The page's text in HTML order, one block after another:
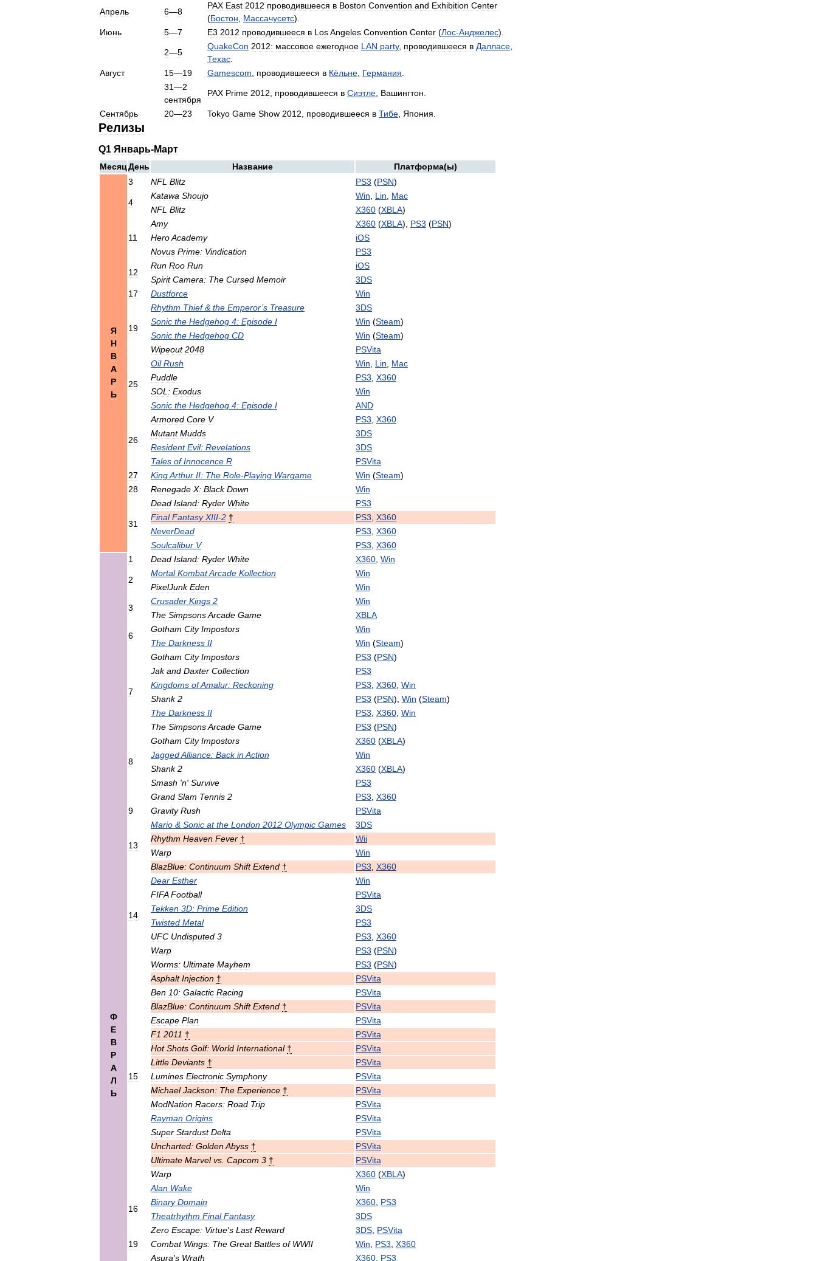
Апрель 6—8
PAX East 2012 проводившееся в Boston Convention and Exhibition Center
(Бостон Массачусетс).
Июнь
5—7 E3 2012 проводившееся в LosAngeles Convention Center (Лос-Анджелес).
Август
2—5
QuakeCon 2012: массовое ежегодное LAN party, проводившееся в Далласе
Техас
15—19 Gamescom проводившееся в Кёльне Германия
31—2
сентября
PAX Prime 2012 проводившееся в Сиэтле Вашингтон
Сентябрь 20—23 Tokyo Game Show 2012 проводившееся в Тибе Япония
Релизы
Q1 Январь-Март
МесяцДень Название Платформа(ы)
Я
Н
В
А
Р
Ь
3 NFL Blitz PS3 (PSN)
4
Katawa Shoujo Win Lin
Mac
NFL Blitz X360 (XBLA)
11
Amy X360 (XBLA), PS3 (PSN)
HeroAcademy
iOS
Novus Prime: Vindication PS3
12
Run Roo Run
iOS
Spirit Camera: The Cursed Memoir
3DS
17
Dustforce Win
19
Rhythm Thief& the Emperor’s Treasure
3DS
Sonic the Hedgehog 4: Episode I Win (Steam)
Sonic the Hedgehog CD Win (Steam)
Wipeout 2048 PSVita
25
Oil Rush Win Lin
Mac
Puddle
PS3 X360
SOL: Exodus
Win
Sonic the Hedgehog 4: Episode I AND
26
Armored Core V PS3 X360
Mutant Mudds
3DS
Resident Evil: Revelations
3DS
Tales of Innocence R
PSVita
27
KingArthur II: The Role-Playing Wargame Win (Steam)
28
Renegade X: Black Down Win
31
Dead Island: Ryder White
PS3
Final Fantasy XIII-2 † PS3 X360
NeverDead
PS3 X360
Soulcalibur V PS3 X360
Ф
Е
В
Р
А
Л
Ь
1 Dead Island: Ryder White X360 Win
2
Mortal KombatArcade Kollection
Win
PixelJunk Eden Win
3
Crusader Kings 2
Win
The SimpsonsArcade Game XBLA
6
Gotham City Impostors
Win
The Darkness II Win (Steam)
7
Gotham City Impostors PS3 (PSN)
Jak and Daxter Collection
PS3
Kingdoms ofAmalur: Reckoning PS3 X360 Win
Shank 2 PS3 (PSN), Win (Steam)
The Darkness II PS3 X360 Win
The SimpsonsArcade Game PS3 (PSN)
8
Gotham City Impostors X360 (XBLA)
JaggedAlliance: Back inAction
Win
Shank 2 X360 (XBLA)
Smash 'n' Survive PS3
9
Grand Slam Tennis 2 PS3 X360
Gravity Rush
PSVita
Mario & Sonic at the London 2012 Olympic Games 3DS
13
Rhythm Heaven Fever †
Wii
Warp
Win
14
BlazBlue: Continuum Shift Extend † PS3 X360
Dear Esther
Win
FIFA Football
PSVita
Tekken 3D: Prime Edition
3DS
Twisted Metal
PS3
UFC Undisputed 3 PS3 X360
Warp
PS3 (PSN)
Worms: Ultimate Mayhem PS3 (PSN)
15
Asphalt Injection †
PSVita
Ben 10: Galactic Racing
PSVita
BlazBlue: Continuum Shift Extend †
PSVita
Escape Plan
PSVita
F1 2011 †
PSVita
Hot Shots Golf: World International †
PSVita
Little Deviants †
PSVita
Lumines Electronic Symphony
PSVita
Michael Jackson: The Experience †
PSVita
ModNation Racers: Road Trip
PSVita
Rayman Origins
PSVita
Super Stardust Delta
PSVita
Uncharted: GoldenAbyss †
PSVita
Ultimate Marvel vs Capcom 3 †
PSVita
Warp
X360 (XBLA)
16
Alan Wake
Win
Binary Domain X360 PS3
Theatrhythm Final Fantasy
3DS
Zero Escape: Virtue's Last Reward 3DS PSVita
19
Combat Wings: The Great Battles of WWII Win PS3 X360
Asura's Wrath X360 PS3